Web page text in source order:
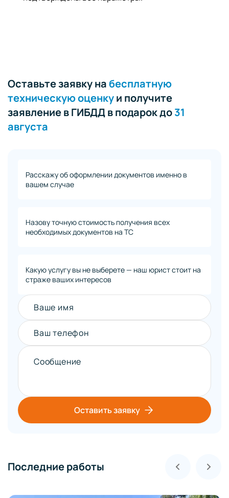
Оставьте заявку набесплатную
техническую оценкуи получите
заявление в ГИБДД в подарок до31
августа
Расскажу об оформлении документов именно в
вашем случае
Назову точную стоимость получения всех
необходимых документов на ТС
Какую услугу вы не выберете — наш юрист стоит на
страже ваших интересов
Ваше имя
Ваш телефон
Сообщение
Оставить заявку
Последние работы